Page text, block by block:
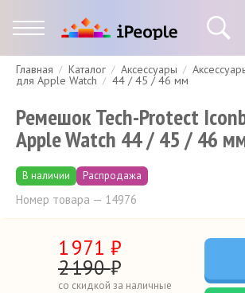
Гарантия Доставка и оплата
Главная Каталог Аксессуары
для Apple Watch 44 / 45 / 46 мм
Ремешок Tech-Protect
Apple Watch 44 / 45 / 46
В наличии Распродажа
Номер товара — 14976
1971 ₽
2190₽
со скидкой за наличные